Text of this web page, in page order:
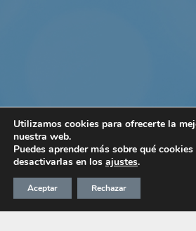
Empresa al
óptica y
Disponemos de una
productos avalados
calidad
Utilizamos cookies para ofrecerte la
nuestra web.
Puedes aprender más sobre qué
desactivarlas en los ajustes.
Aceptar Rechazar